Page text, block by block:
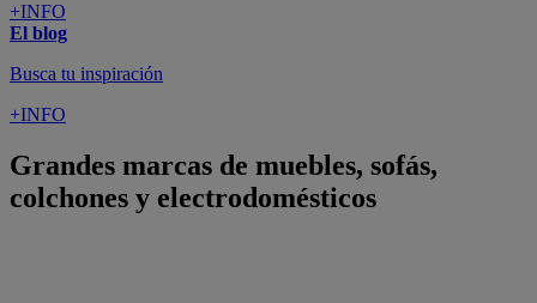
+INFO
El blog
Busca tu inspiración
+INFO
Grandes marcas de muebles, sofás,
colchones y electrodomésticos